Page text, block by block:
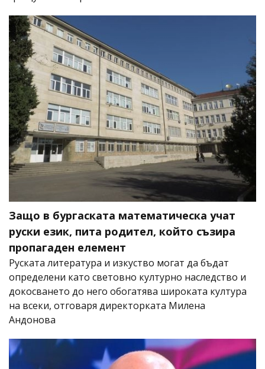
Защо в бургаската математическа учат
руски език, пита родител, който съзира
пропагаден елемент
Руската литература и изкуство могат да бъдат
определени като световно културно наследство и
докосването до него обогатява широката култура
на всеки, отговаря директорката Милена
Андонова